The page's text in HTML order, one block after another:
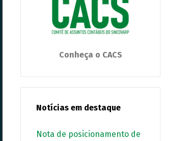
Conheça o CACS
Notícias em destaque
Nota de posicionamento de